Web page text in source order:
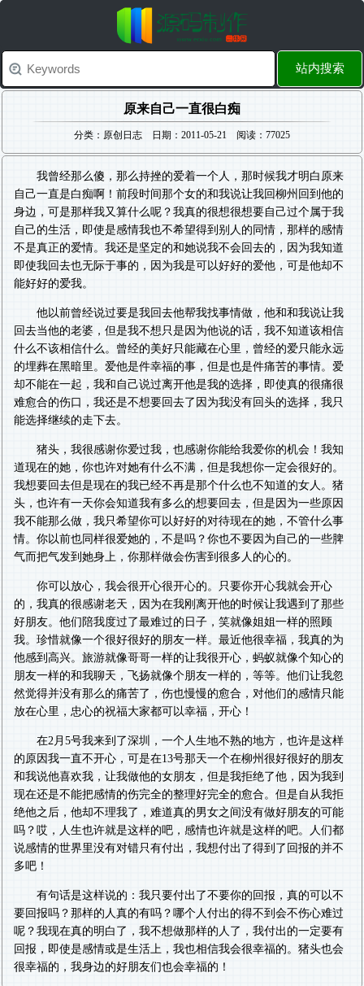
站内搜索
原来自己一直很白痴
分类：原创日志 日期：2011-05-21 阅读：77025
我曾经那么傻，那么持挫的爱着一个人，那时候我才明白原来
自己一直是白痴啊！前段时间那个女的和我说让我回柳州回到他的
身边，可是那样我又算什么呢？我真的很想很想要自己过个属于我
自己的生活，即使是感情我也不希望得到别人的同情，那样的感情
不是真正的爱情。我还是坚定的和她说我不会回去的，因为我知道
即使我回去也无际于事的，因为我是可以好好的爱他，可是他却不
能好好的爱我。
他以前曾经说过要是我回去他帮我找事情做，他和和我说让我
回去当他的老婆，但是我不想只是因为他说的话，我不知道该相信
什么不该相信什么。曾经的美好只能藏在心里，曾经的爱只能永远
的埋葬在黑暗里。爱他是件幸福的事，但是也是件痛苦的事情。爱
却不能在一起，我和自己说过离开他是我的选择，即使真的很痛很
难愈合的伤口，我还是不想要回去了因为我没有回头的选择，我只
能选择继续的走下去。
猪头，我很感谢你爱过我，也感谢你能给我爱你的机会！我知
道现在的她，你也许对她有什么不满，但是我想你一定会很好的。
我想要回去但是现在的我已经不再是那个什么也不知道的女人。猪
头，也许有一天你会知道我有多么的想要回去，但是因为一些原因
我不能那么做，我只希望你可以好好的对待现在的她，不管什么事
情。你以前也同样很爱她的，不是吗？你也不要因为自己的一些脾
气而把气发到她身上，你那样做会伤害到很多人的心的。
你可以放心，我会很开心很开心的。只要你开心我就会开心
的，我真的很感谢老天，因为在我刚离开他的时候让我遇到了那些
好朋友。他们陪我度过了最难过的日子，笑就像姐姐一样的照顾
我。珍惜就像一个很好很好的朋友一样。最近他很幸福，我真的为
他感到高兴。旅游就像哥哥一样的让我很开心，蚂蚁就像个知心的
朋友一样的和我聊天，飞扬就像个朋友一样的，等等。他们让我忽
然觉得并没有那么的痛苦了，伤也慢慢的愈合，对他们的感情只能
放在心里，忠心的祝福大家都可以幸福，开心！
在2月5号我来到了深圳，一个人生地不熟的地方，也许是这样
的原因我一直不开心，可是在13号那天一个在柳州很好很好的朋友
和我说他喜欢我，让我做他的女朋友，但是我拒绝了他，因为我到
现在还是不能把感情的伤完全的整理好完全的愈合。但是自从我拒
绝他之后，他却不理我了，难道真的男女之间没有做好朋友的可能
吗？哎，人生也许就是这样的吧，感情也许就是这样的吧。人们都
说感情的世界里没有对错只有付出，我想付出了得到了回报的并不
多吧！
有句话是这样说的：我只要付出了不要你的回报，真的可以不
要回报吗？那样的人真的有吗？哪个人付出的得不到会不伤心难过
呢？我现在真的明白了，我不想做那样的人了，我付出的一定要有
回报，即使是感情或是生活上，我也相信我会很幸福的。猪头也会
很幸福的，我身边的好朋友们也会幸福的！